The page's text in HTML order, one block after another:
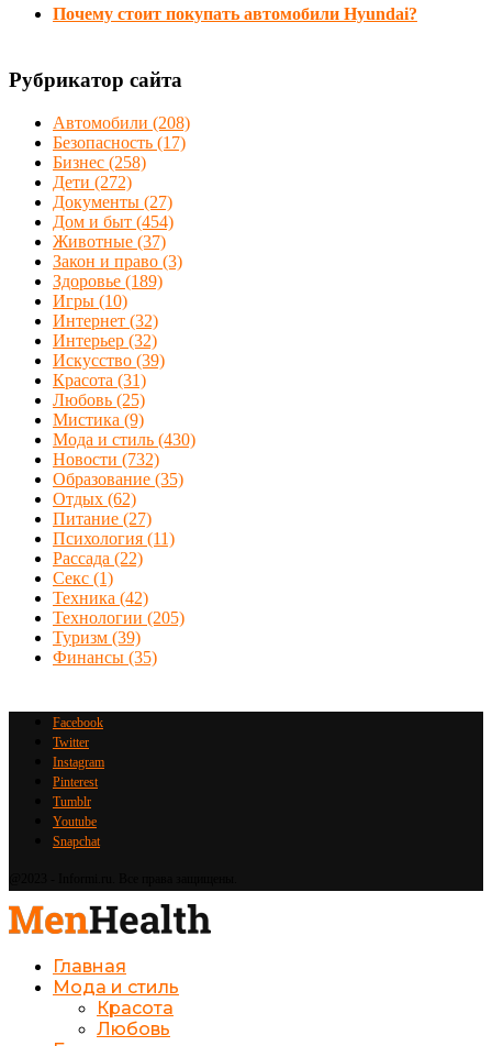
Почему стоит покупать автомобили Hyundai?
Рубрикатор сайта
Автомобили (208)
Безопасность (17)
Бизнес (258)
Дети (272)
Документы (27)
Дом и быт (454)
Животные (37)
Закон и право (3)
Здоровье (189)
Игры (10)
Интернет (32)
Интерьер (32)
Искусство (39)
Красота (31)
Любовь (25)
Мистика (9)
Мода и стиль (430)
Новости (732)
Образование (35)
Отдых (62)
Питание (27)
Психология (11)
Рассада (22)
Секс (1)
Техника (42)
Технологии (205)
Туризм (39)
Финансы (35)
Facebook
Twitter
Instagram
Pinterest
Tumblr
Youtube
Snapchat
Главная
Мода и стиль
Красота
Любовь